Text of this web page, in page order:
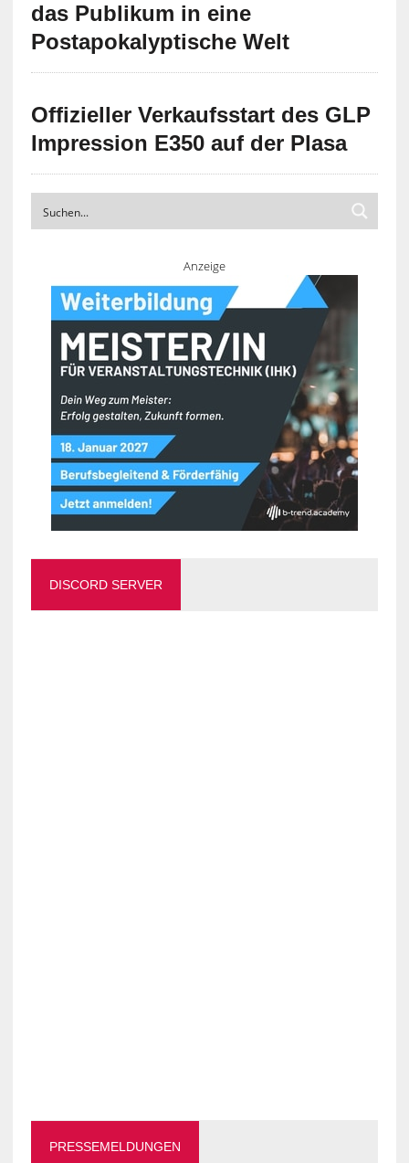
das Publikum in eine
Postapokalyptische Welt
Offizieller Verkaufsstart des GLP
Impression E350 auf der Plasa
Anzeige
DISCORD SERVER
PRESSEMELDUNGEN